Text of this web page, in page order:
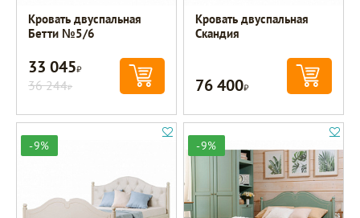
Кровать двуспальная
Бетти №5/6
33 045Р
36 244Р
Кровать двуспальная
Скандия
76 400Р
-9% -9%